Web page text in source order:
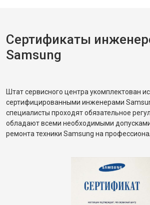
Сертификаты
Samsung
Штат сервисного центра укомплектован
сертифицированными инженерами
специалисты проходят обязательное
обладают всеми необходимыми
ремонта техники Samsung на